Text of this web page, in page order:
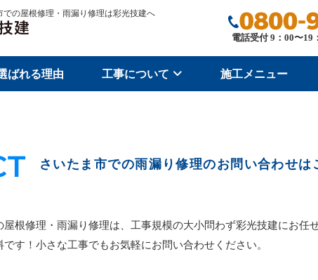
での屋根修理・雨漏り修理は彩光技建へ
電話受付 9：00〜19
ばれる理由 工事について 施工メニュー
さいたま市での雨漏り修理のお問い合わせは
根修理・雨漏り修理は、工事規模の大小問わず彩光技建にお任せ
す！小さな工事でもお気軽にお問い合わせください。